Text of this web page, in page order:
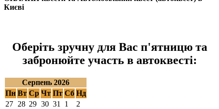
Києві
Оберіть зручну для Вас п'ятницю та
забронюйте участь в автоквесті:
Серпень 2026
Пн Вт Ср Чт Пт Сб Нд
27 28 29 30 31 1
2